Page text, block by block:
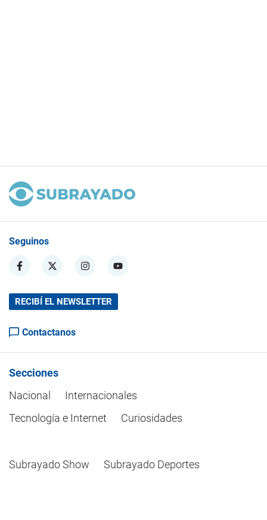
Seguinos
RECIBÍ EL NEWSLETTER
Contactanos
Secciones
Nacional
Internacionales
Tecnología e Internet
Curiosidades
Subrayado Show Subrayado Deportes